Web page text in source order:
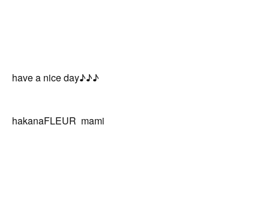
have a nice day♪♪♪
hakanaFLEUR mami